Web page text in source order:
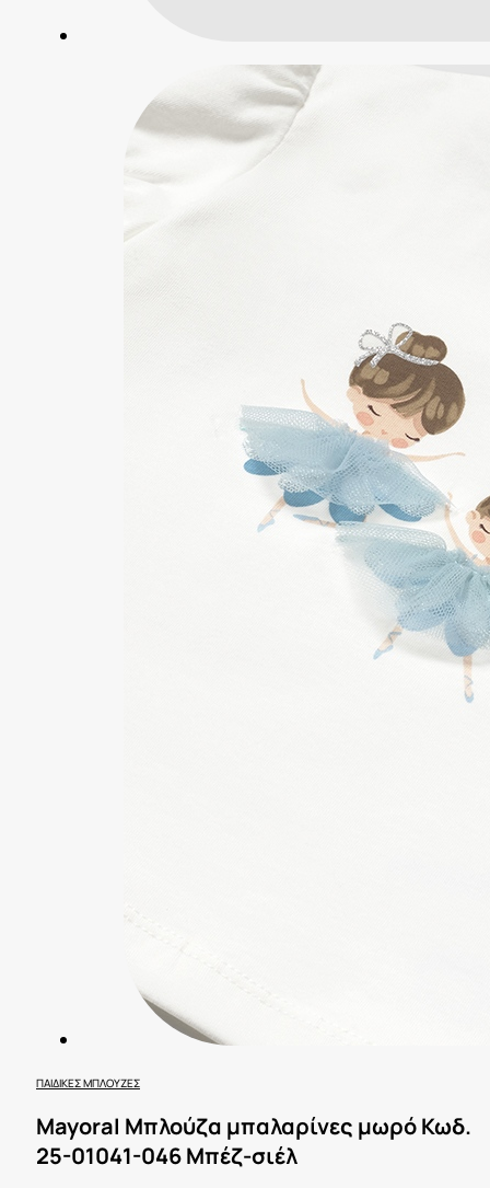
ΠΑΙΔΙΚΈΣ ΜΠΛΟΎΖΕΣ
Mayoral Μπλούζα μπαλαρίνες μωρό Κωδ.
25-01041-046 Μπέζ-σιέλ